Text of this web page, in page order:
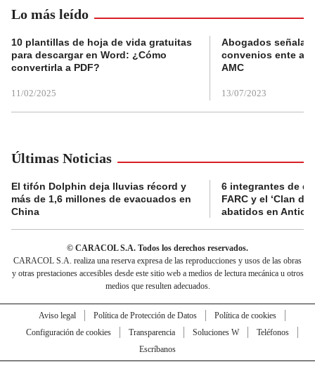
Lo más leído
10 plantillas de hoja de vida gratuitas
para descargar en Word: ¿Cómo
convertirla a PDF?
11/02/2025
Abogados
convenios ente
AMC
13/07/2023
Últimas Noticias
El tifón Dolphin deja lluvias récord y
más de 1,6 millones de evacuados en
China
6 integrantes de
FARC y el ‘Clan
abatidos en
© CARACOL S.A. Todos los derechos reservados.
CARACOL S.A. realiza una reserva expresa de las reproducciones y usos de las obras
y otras prestaciones accesibles desde este sitio web a medios de lectura mecánica u otros
medios que resulten adecuados.
Aviso legal Política de Protección de Datos
Política de cookies
Configuración de cookies
Transparencia Soluciones W
Teléfonos
Escríbanos